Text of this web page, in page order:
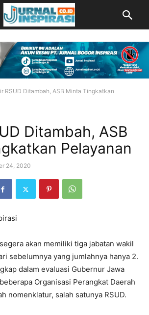
RSUD Ditambah, ASB Minta Tingkatkan
Ditambah, ASB
Pelayanan
24, 2020
akan memiliki tiga jabatan wakil
sebelumnya yang jumlahnya hanya 2.
dalam evaluasi Gubernur Jawa
Organisasi Perangkat Daerah
nomenklatur, salah satunya RSUD.